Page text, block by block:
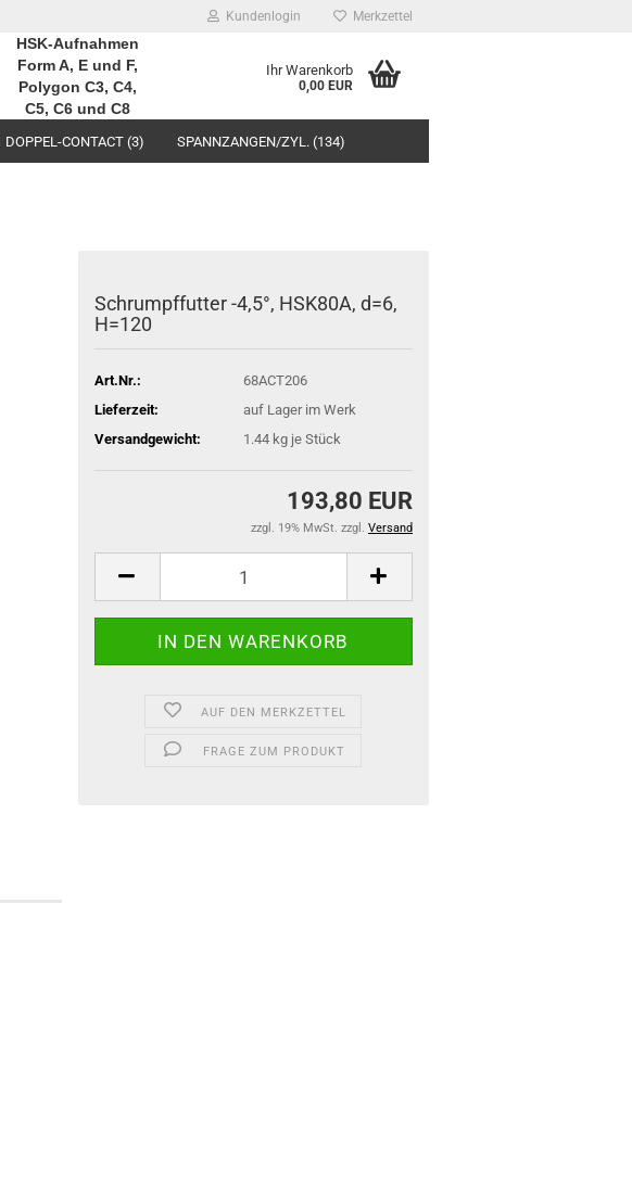
Kundenlogin Merkzettel
HSK-Aufnahmen
Form A, E und F,
Polygon C3, C4,
C5, C6 und C8
Ihr Warenkorb
0,00 EUR
CONTACT (3) SPANNZANGEN/ZYL. (134)
Schrumpffutter -4,5°, HSK80A, d=6,
H=120
Art.Nr.:
68ACT206
Lieferzeit:
auf Lager im Werk
Versandgewicht:
1.44kg je Stück
193,80 EUR
zzgl. 19% MwSt. zzgl. Versand
AUF DEN MERKZETTEL
FRAGE ZUM PRODUKT